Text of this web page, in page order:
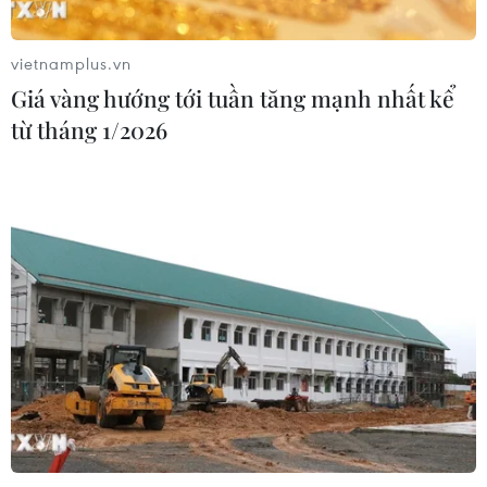
Đà Nẵng: Tìm thấy 3 bộ hài cốt liệt sỹ
từ nguồn tin của người dân
07/08/2026 10:42
Ban đại diện cha mẹ học sinh không
được tự đặt các khoản thu, ép buộc
đóng góp
07/08/2026 10:30
Tháng 12/2026 hoàn thành mở rộng
đoạn cao tốc Thành phố Hồ Chí
Minh-Long Thành
vietnamplus.vn
Giá vàng hướng tới tuần tăng mạnh nhất kể
từ tháng 1/2026